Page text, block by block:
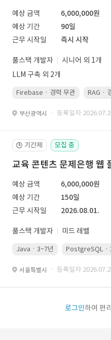
예상 금액
6,000,000원
예상 기간
90일
근무 시작일
즉시 시작
풀스택 개발자
시니어 외 1개
LLM 구축 외 2개
Firebase · 경력 무관 RAG ·
부산광역시 · 등록일자
🕒 기간제 모집 중
교육 콘텐츠 문제은행 웹
예상 금액
6,000,000원
예상 기간
150일
근무 시작일
2026.08.01.
풀스택 개발자 미드 레벨
Java · 3~7년 PostgreSQL ·
서울특별시 · 등록일자
로그인하여 편